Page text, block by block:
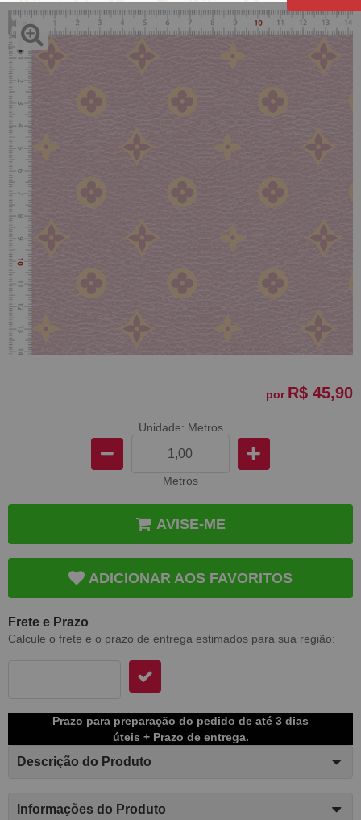
por R$ 45,90
Unidade: Metros
Metros
AVISE-ME
ADICIONAR AOS FAVORITOS
Frete e Prazo
Calcule o frete e o prazo de entrega estimados para sua região:
Prazo para preparação do pedido de até 3 dias
úteis + Prazo de entrega.
Descrição do Produto
Informações do Produto